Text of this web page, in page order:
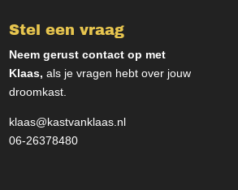
Stel een vraag
Neem gerust contact op met
Klaas, als je vragen hebt over jouw
droomkast.
klaas@kastvanklaas.nl
06-26378480